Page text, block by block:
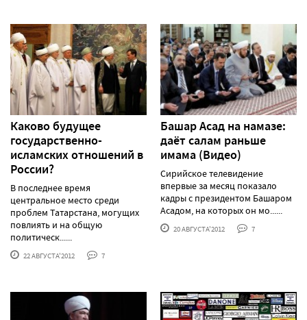
Каково будущее
государственно-
исламских отношений в
России?
В последнее время
центральное место среди
проблем Татарстана, могущих
повлиять и на общую
политическ......
22 АВГУСТА'2012 7
Башар Асад на намазе:
даёт салам раньше
имама (Видео)
Сирийское телевидение
впервые за месяц показало
кадры с президентом Башаром
Асадом, на которых он мо......
20 АВГУСТА'2012 7